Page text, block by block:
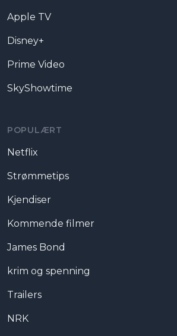
Apple TV
Disney+
Prime Video
SkyShowtime
POPULÆRT
Netflix
Strømmetips
Kjendiser
Kommende filmer
James Bond
krim og spenning
Trailers
NRK